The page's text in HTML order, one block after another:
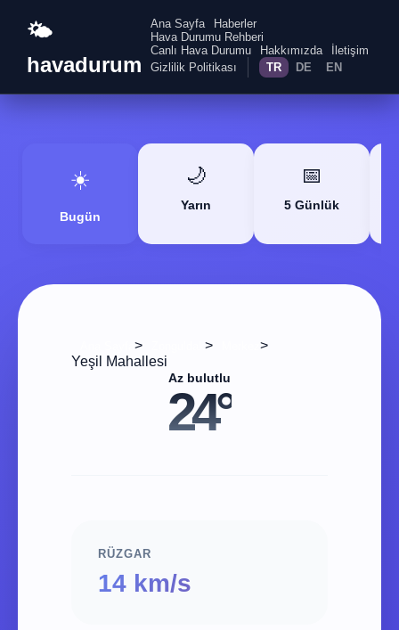
🌤️
havadurum
Ana Sayfa
Haberler
Hava Durumu Rehberi
Canlı Hava Durumu
Hakkımızda
İletişim
Gizlilik Politikası
TR DE EN
☀️
Bugün
🌙
Yarın
📅
5 Günlük
> >
>
Yeşil Mahallesi
Az bulutlu
24°
RÜZGAR
14 km/s